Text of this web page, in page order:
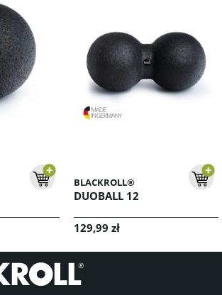
BLACKROLL®
DUOBALL 12
129,99 zł